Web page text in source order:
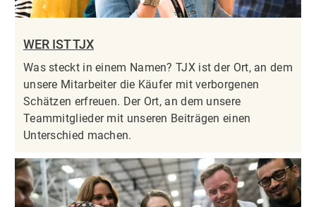
WER IST TJX
Was steckt in einem Namen? TJX ist der Ort, an dem
unsere Mitarbeiter die Käufer mit verborgenen
Schätzen erfreuen. Der Ort, an dem unsere
Teammitglieder mit unseren Beiträgen einen
Unterschied machen.